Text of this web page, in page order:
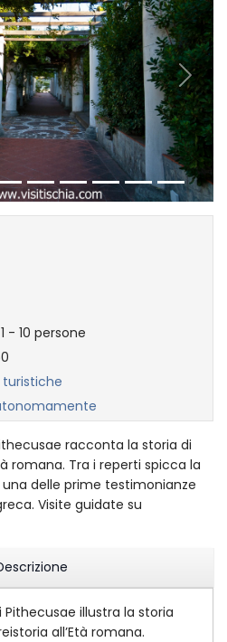
Avanti
- 10 persone
turistiche
racconta la storia di
romana. Tra i reperti spicca la
delle prime testimonianze
Visite guidate su
illustra la storia
all’Età romana.